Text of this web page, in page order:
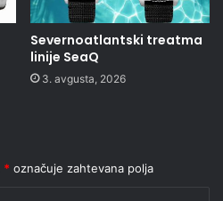
Severnoatlantski treatma
linije SeaQ
3. avgusta, 2026
* označuje zahtevana polja